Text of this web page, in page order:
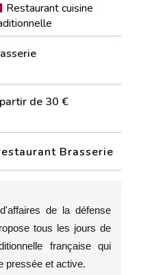
Restaurant cuisine
de 30 €
Brasserie
de la défense
tous les jours de
française qui
pressée et active.